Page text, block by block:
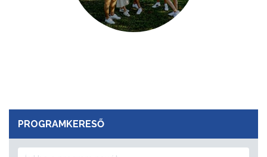
PROGRAMKERESŐ